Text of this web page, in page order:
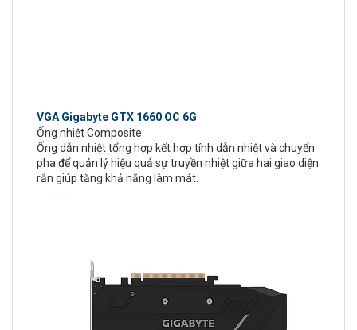
VGA Gigabyte GTX 1660 OC 6G
Ống nhiệt Composite
Ống dẫn nhiệt tổng hợp kết hợp tính dẫn nhiệt và chuyển
pha để quản lý hiệu quả sự truyền nhiệt giữa hai giao diện
rắn giúp tăng khả năng làm mát.